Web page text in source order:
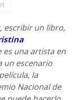
escribir un libro,
una artista en
un escenario
la
Nacional de